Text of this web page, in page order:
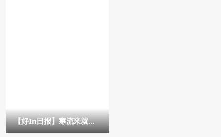
【好In日报】寒流来就是
要泡温泉啊！比基尼女神